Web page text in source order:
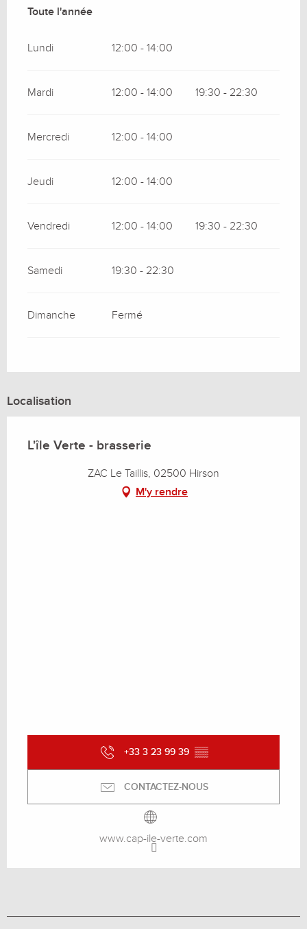
Toute l'année
Toute l'année
Lundi 12:00 - 14:00
Mardi 12:00 - 14:00 19:30 - 22:30
Mercredi 12:00 - 14:00
Jeudi 12:00 - 14:00
Vendredi 12:00 - 14:00 19:30 - 22:30
Samedi 19:30 - 22:30
Dimanche Fermé
Localisation
L'île Verte - brasserie
ZAC Le Taillis, 02500 Hirson
M'y rendre
+33 3 23 99 39 ▒▒
CONTACTEZ-NOUS
www.cap-ile-verte.com